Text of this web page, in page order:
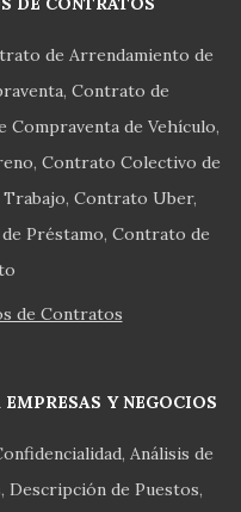
de Arrendamiento de
Contrato de
Compraventa de Vehículo
Contrato Colectivo de
Contrato Uber
Préstamo Contrato de
de Contratos
Y NEGOCIOS
Análisis de
Descripción de Puestos